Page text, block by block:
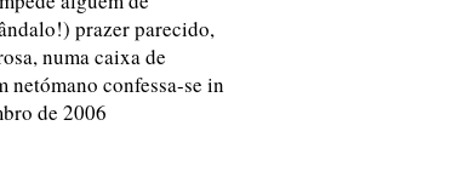
prazer parecido,
numa caixa de
netómano confessa-se in
de 2006